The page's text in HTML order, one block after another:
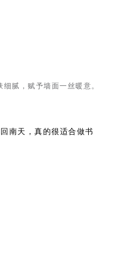
腻，赋予墙面一丝暖意。
南天，真的很适合做书